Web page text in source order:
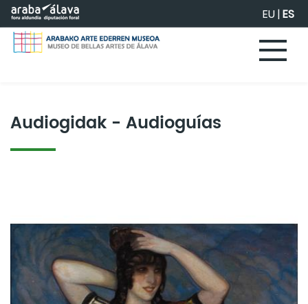
Saltar al contenido principal EU|ES
Audiogidak - Audioguías